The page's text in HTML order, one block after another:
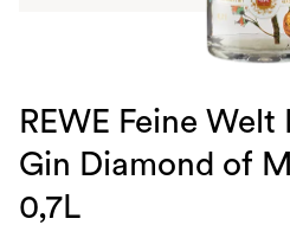
REWE Feine
Gin Diamond of
0,7L